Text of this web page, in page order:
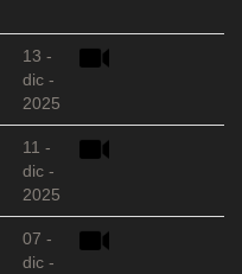
13 -
dic -
2025
11 -
dic -
2025
07 -
dic -